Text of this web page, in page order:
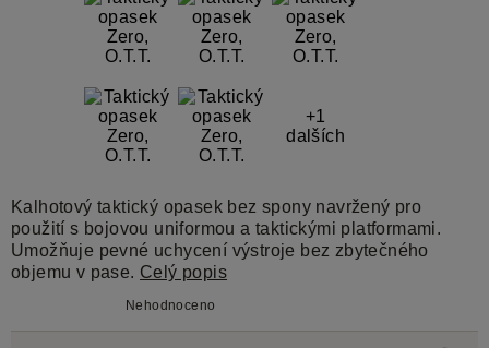
+1
dalších
Kalhotový taktický opasek bez spony navržený pro
použití s bojovou uniformou a taktickými platformami.
Umožňuje pevné uchycení výstroje bez zbytečného
objemu v pase. Celý popis
Nehodnoceno